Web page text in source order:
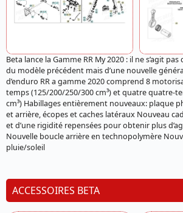
Beta lance la Gamme RR My 2020 : il ne s’agit
du modèle précédent mais d’une nouvelle
d’enduro RR a gamme 2020 comprend 8
temps (125/200/250/300 cm³) et quatre quatre-
cm³) Habillages entièrement nouveaux: plaque
et arrière, écopes et caches latéraux Nouveau
et d’une rigidité repensées pour obtenir plus
Nouvelle boucle arrière en technopolymère
pluie/soleil
ACCESSOIRES BETA